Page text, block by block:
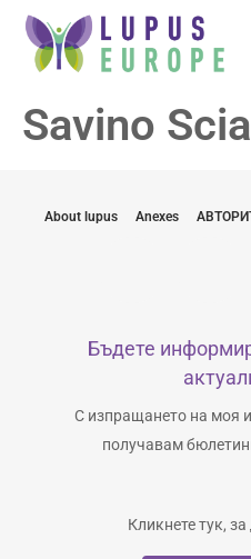
Savino
About lupus Anexes
Бъдете
С изпращането на моя
получавам
Кликнете тук,